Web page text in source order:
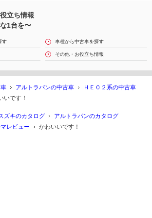
立ち情報
1台を〜
す 車種から中古車を探す
その他・お役立ち情報
アルトラパンの中古車
ＨＥ０２系の中古車
いです！
ズキのカタログ
アルトラパンのカタログ
レビュー
かわいいです！